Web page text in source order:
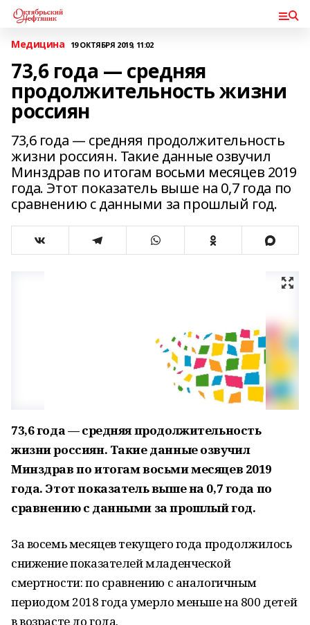
Медицина 19 ОКТЯБРЯ 2019, 11:02
73,6 года — средняя
продолжительность жизни
россиян
73,6 года — средняя продолжительность
жизни россиян. Такие данные озвучил
Минздрав по итогам восьми месяцев 2019
года. Этот показатель выше на 0,7 года по
сравнению с данными за прошлый год.
73,6 года — средняя продолжительность
жизни россиян. Такие данные озвучил
Минздрав по итогам восьми месяцев 2019
года. Этот показатель выше на 0,7 года по
сравнению с данными за прошлый год.
За восемь месяцев текущего года продолжилось
снижение показателей младенческой
смертности: по сравнению с аналогичным
периодом 2018 года умерло меньше на 800 детей
в возрасте до года.